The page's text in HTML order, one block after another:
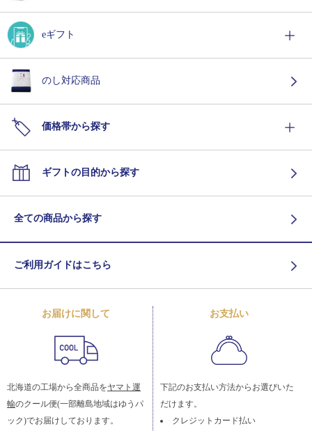
eギフト
のし対応商品
価格帯から探す
ギフトの目的から探す
全ての商品から探す
ご利用ガイドはこちら
お届けに関して
北海道の工場から全商品をヤマト運
輸のクール便(一部離島地域はゆうパ
ック)でお届けしております。
お支払い
下記のお支払い方法からお選びいた
だけます。
クレジットカード払い